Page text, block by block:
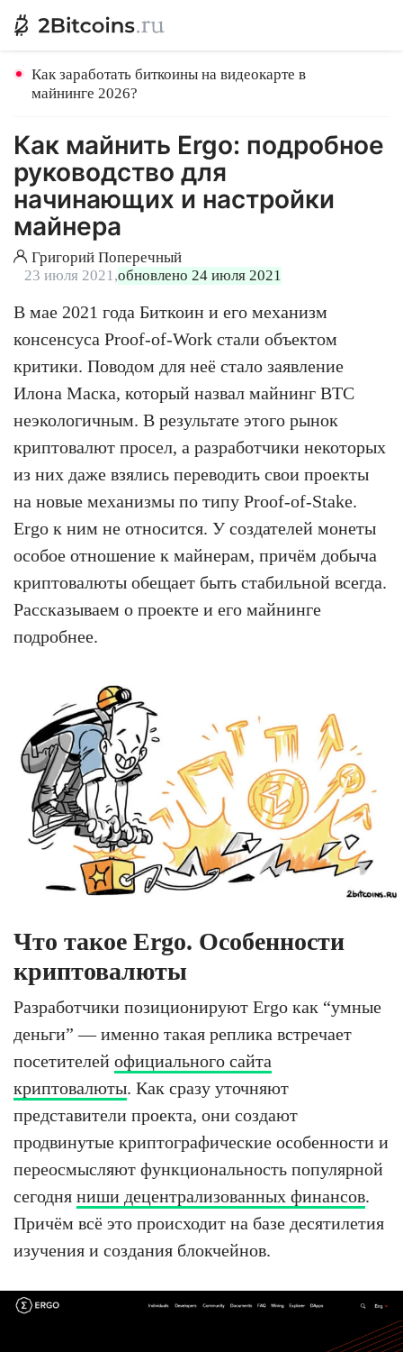
Как заработать биткоины на видеокарте в
майнинге 2026?
Как майнить Ergo: подробное
руководство для
начинающих и настройки
майнера
Григорий Поперечный
23 июля 2021,обновлено 24 июля 2021
В мае 2021 года Биткоин и его механизм
консенсуса Proof-of-Work стали объектом
критики. Поводом для неё стало заявление
Илона Маска, который назвал майнинг BTC
неэкологичным. В результате этого рынок
криптовалют просел, а разработчики некоторых
из них даже взялись переводить свои проекты
на новые механизмы по типу Proof-of-Stake.
Ergo к ним не относится. У создателей монеты
особое отношение к майнерам, причём добыча
криптовалюты обещает быть стабильной всегда.
Рассказываем о проекте и его майнинге
подробнее.
Что такое Ergo. Особенности
криптовалюты
Разработчики позиционируют Ergo как “умные
деньги” — именно такая реплика встречает
посетителей официального сайта
криптовалюты. Как сразу уточняют
представители проекта, они создают
продвинутые криптографические особенности и
переосмысляют функциональность популярной
сегодня ниши децентрализованных финансов.
Причём всё это происходит на базе десятилетия
изучения и создания блокчейнов.